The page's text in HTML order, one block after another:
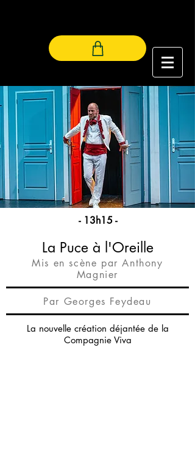
- 13h15 -
La Puce à l'Oreille
Mis en scène par Anthony
Magnier
Par Georges Feydeau
La nouvelle création déjantée de la
Compagnie Viva